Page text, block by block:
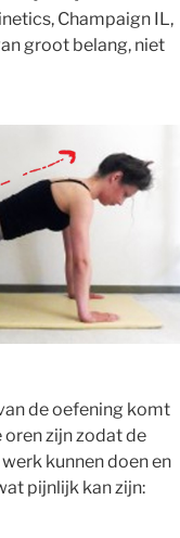
Champaign IL,
groot belang, niet
de oefening komt
zijn zodat de
kunnen doen en
pijnlijk kan zijn: